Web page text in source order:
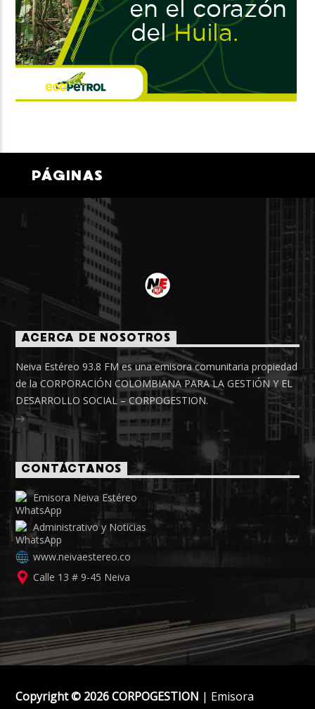
PÁGINAS
ACERCA DE NOSOTROS
Neiva Estéreo 93.8 FM es una emisora comunitaria propiedad
de la CORPORACIÓN COLOMBIANA PARA LA GESTIÓN Y EL
DESARROLLO SOCIAL – CORPOGESTION.
CONTÁCTANOS
Emisora Neiva Estéreo
Administrativo y Noticias
www.neivaestereo.co
Calle 13 # 9-45 Neiva
Copyright © 2026 CORPOGESTION | Emisora